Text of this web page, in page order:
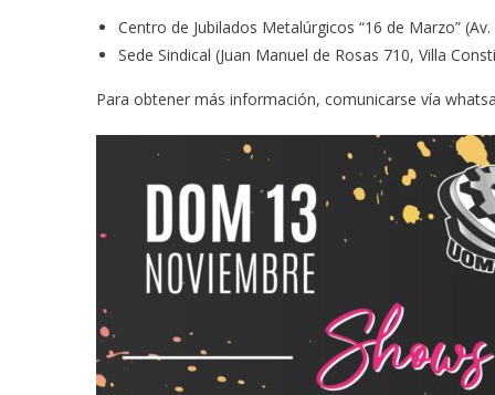
Centro de Jubilados Metalúrgicos “16 de Marzo”
Sede Sindical (Juan Manuel de Rosas 710, Villa
Para obtener más información, comunicarse vía